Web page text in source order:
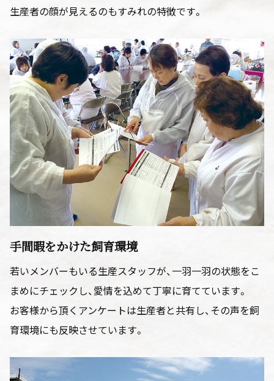
生産者の顔が見えるのもすみれの特徴です。
手間暇をかけた飼育環境
若いメンバーもいる生産スタッフが、一羽一羽の状態をこ
まめにチェックし、愛情を込めて丁寧に育てています。
お客様から頂くアンケートは生産者と共有し、その声を飼
育環境にも反映させています。